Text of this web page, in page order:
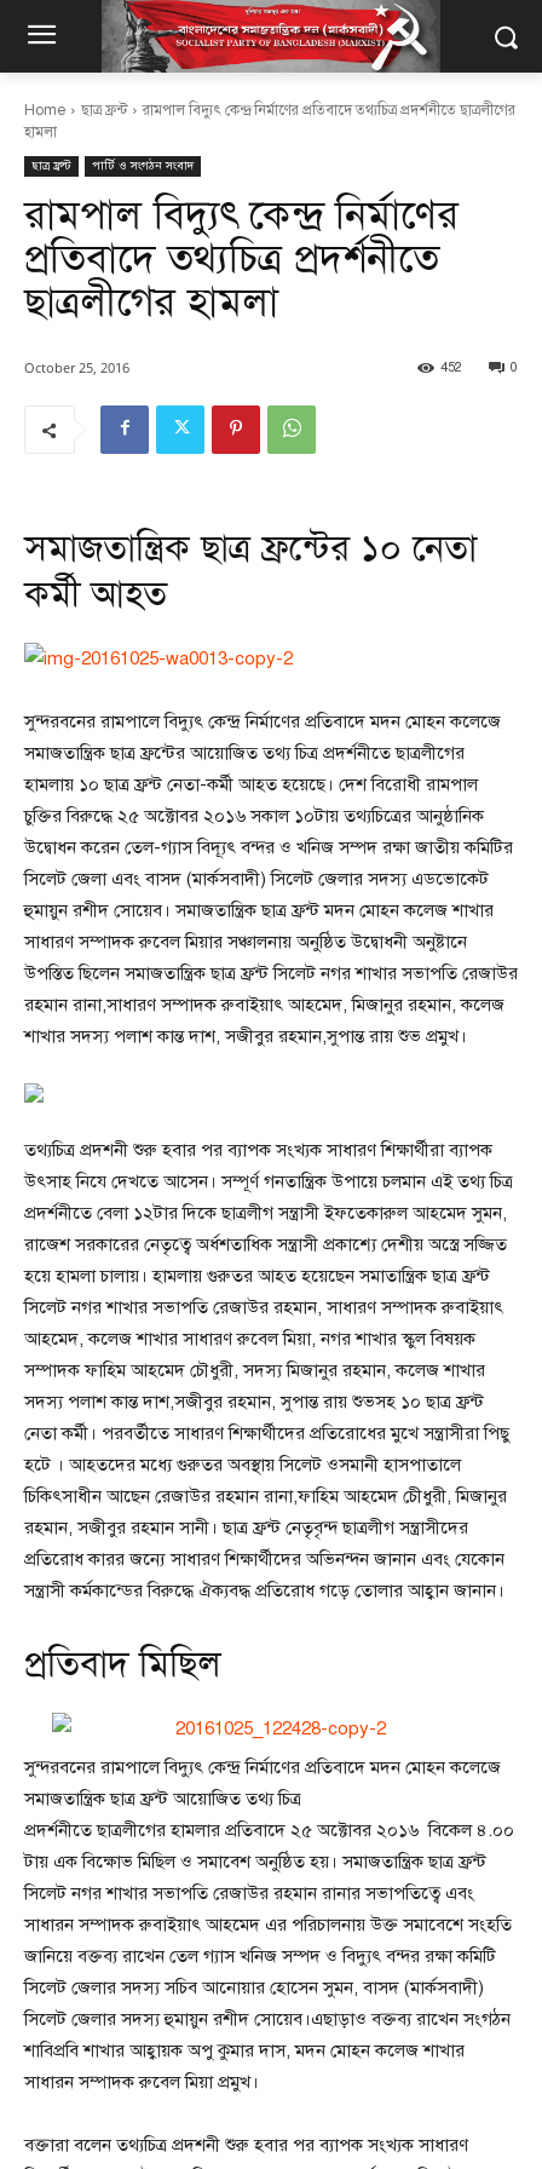
Home ছাত্র ফ্রন্ট
রামপাল বিদ্যুৎ কেন্দ্র নির্মাণের প্রতিবাদে তথ্যচিত্র প্রদর্শনীতে ছাত্রলীগের
হামলা
ছাত্র ফ্রন্ট পার্টি ও সংগঠন সংবাদ
রামপাল বিদ্যুৎ কেন্দ্র নির্মাণের
প্রতিবাদে তথ্যচিত্র প্রদর্শনীতে
ছাত্রলীগের হামলা
October 25, 2016 0
452
সমাজতান্ত্রিক ছাত্র ফ্রন্টের ১০ নেতা
কর্মী আহত
সুন্দরবনের রামপালে বিদ্যুৎ কেন্দ্র নির্মাণের প্রতিবাদে মদন মোহন কলেজে
সমাজতান্ত্রিক ছাত্র ফ্রন্টের আয়োজিত তথ্য চিত্র প্রদর্শনীতে ছাত্রলীগের
হামলায় ১০ ছাত্র ফ্রন্ট নেতা-কর্মী আহত হয়েছে। দেশ বিরোধী রামপাল
চুক্তির বিরুদ্ধে ২৫ অক্টোবর ২০১৬ সকাল ১০টায় তথ্যচিত্রের আনুষ্ঠানিক
উদ্বোধন করেন তেল-গ্যাস বিদ্যূৎ বন্দর ও খনিজ সম্পদ রক্ষা জাতীয় কমিটির
সিলেট জেলা এবং বাসদ (মার্কসবাদী) সিলেট জেলার সদস্য এডভোকেট
হুমায়ুন রশীদ সোয়েব। সমাজতান্ত্রিক ছাত্র ফ্রন্ট মদন মোহন কলেজ শাখার
সাধারণ সম্পাদক রুবেল মিয়ার সঞ্চালনায় অনুষ্ঠিত উদ্বোধনী অনুষ্টানে
উপস্তিত ছিলেন সমাজতান্ত্রিক ছাত্র ফ্রন্ট সিলেট নগর শাখার সভাপতি রেজাউর
রহমান রানা,সাধারণ সম্পাদক রুবাইয়াৎ আহমেদ, মিজানুর রহমান, কলেজ
শাখার সদস্য পলাশ কান্ত দাশ, সজীবুর রহমান,সুপান্ত রায় শুভ প্রমুখ।
তথ্যচিত্র প্রদশনী শুরু হবার পর ব্যাপক সংখ্যক সাধারণ শিক্ষার্থীরা ব্যাপক
উৎসাহ নিযে দেখতে আসেন। সম্পূর্ণ গনতান্ত্রিক উপায়ে চলমান এই তথ্য চিত্র
প্রদর্শনীতে বেলা ১২টার দিকে ছাত্রলীগ সন্ত্রাসী ইফতেকারুল আহমেদ সুমন,
রাজেশ সরকারের নেতৃত্বে অর্ধশতাধিক সন্ত্রাসী প্রকাশ্যে দেশীয় অস্ত্রে সজ্জিত
হয়ে হামলা চালায়। হামলায় গুরুতর আহত হয়েছেন সমাতান্ত্রিক ছাত্র ফ্রন্ট
সিলেট নগর শাখার সভাপতি রেজাউর রহমান, সাধারণ সম্পাদক রুবাইয়াৎ
আহমেদ, কলেজ শাখার সাধারণ রুবেল মিয়া, নগর শাখার স্কুল বিষয়ক
সম্পাদক ফাহিম আহমেদ চৌধুরী, সদস্য মিজানুর রহমান, কলেজ শাখার
সদস্য পলাশ কান্ত দাশ,সজীবুর রহমান, সুপান্ত রায় শুভসহ ১০ ছাত্র ফ্রন্ট
নেতা কর্মী। পরবর্তীতে সাধারণ শিক্ষার্থীদের প্রতিরোধের মুখে সন্ত্রাসীরা পিছু
হটে । আহতদের মধ্যে গুরুতর অবস্থায় সিলেট ওসমানী হাসপাতালে
চিকিৎসাধীন আছেন রেজাউর রহমান রানা,ফাহিম আহমেদ চেীধুরী, মিজানুর
রহমান, সজীবুর রহমান সানী। ছাত্র ফ্রন্ট নেতৃবৃন্দ ছাত্রলীগ সন্ত্রাসীদের
প্রতিরোধ কারর জন্যে সাধারণ শিক্ষার্থীদের অভিনন্দন জানান এবং যেকোন
সন্ত্রাসী কর্মকান্ডের বিরুদ্ধে ঐক্যবদ্ধ প্রতিরোধ গড়ে তোলার আহ্বান জানান।
প্রতিবাদ মিছিল
সুন্দরবনের রামপালে বিদ্যুৎ কেন্দ্র নির্মাণের প্রতিবাদে মদন মোহন কলেজে
সমাজতান্ত্রিক ছাত্র ফ্রন্ট আয়োজিত তথ্য চিত্র
প্রদর্শনীতে ছাত্রলীগের হামলার প্রতিবাদে ২৫ অক্টোবর ২০১৬ বিকেল ৪.০০
টায় এক বিক্ষোভ মিছিল ও সমাবেশ অনুষ্ঠিত হয়। সমাজতান্ত্রিক ছাত্র ফ্রন্ট
সিলেট নগর শাখার সভাপতি রেজাউর রহমান রানার সভাপতিত্বে এবং
সাধারন সম্পাদক রুবাইয়াৎ আহমেদ এর পরিচালনায় উক্ত সমাবেশে সংহতি
জানিয়ে বক্তব্য রাখেন তেল গ্যাস খনিজ সম্পদ ও বিদ্যুৎ বন্দর রক্ষা কমিটি
সিলেট জেলার সদস্য সচিব আনোয়ার হোসেন সুমন, বাসদ (মার্কসবাদী)
সিলেট জেলার সদস্য হুমায়ুন রশীদ সোয়েব।এছাড়াও বক্তব্য রাখেন সংগঠন
শাবিপ্রবি শাখার আহ্বায়ক অপু কুমার দাস, মদন মোহন কলেজ শাখার
সাধারন সম্পাদক রুবেল মিয়া প্রমুখ।
বক্তারা বলেন তথ্যচিত্র প্রদশনী শুরু হবার পর ব্যাপক সংখ্যক সাধারণ